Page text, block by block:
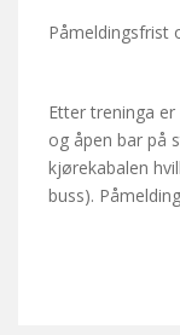
Påmeldingsfrist
Etter treninga
og åpen bar på
kjørekabalen
buss).